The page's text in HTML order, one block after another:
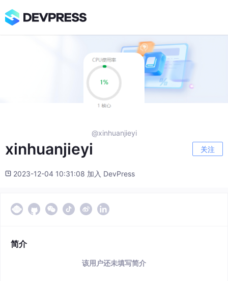
@xinhuanjieyi
xinhuanjieyi 关注
2023-12-04 10:31:08 加入 DevPress
简介
该用户还未填写简介